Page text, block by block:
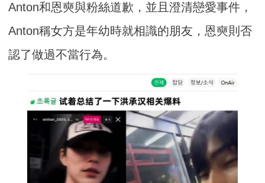
Anton和恩奭與粉絲道歉，並且澄清戀愛事件，
Anton稱女方是年幼時就相識的朋友，恩奭則否
認了做過不當行為。